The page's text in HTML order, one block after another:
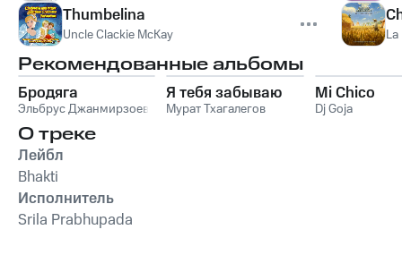
Thumbelina
Uncle Clackie McKay
Рекомендованные альбомы
Бродяга
Эльбрус Джанмирзоев
Я тебя забываю
Мурат Тхагалегов
Mi Chico
Dj Goja
О треке
Лейбл
Bhakti
Исполнитель
Srila Prabhupada